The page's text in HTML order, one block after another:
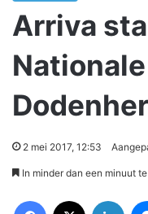
Arriva
Nationale
2 mei 2017, 12:53
In minder dan een minuut